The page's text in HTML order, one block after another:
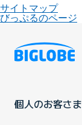
サイトマップ
びっぷるのページ
個人のお客さま